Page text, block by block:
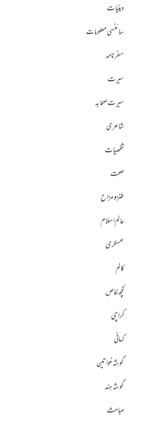
دینیات
سائنسی معلومات
سفرنامہ
سیرت
سیرت صحابہ
شاعری
شخصیات
صحت
طنز و مزاح
عالم اسلام
عسکری
کالم
کچھ خاص
کراچی
کہانی
گوشہ خواتین
گوشہ ہند
مباحث